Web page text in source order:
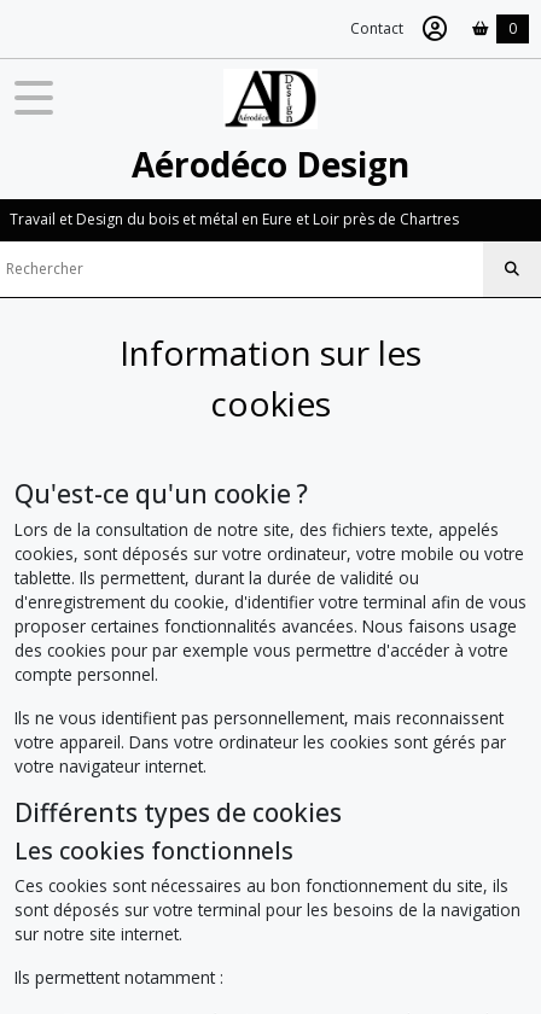
Contact 0
Aérodéco Design
Travail et Design du bois et métal en Eure et Loir près de Chartres
Information sur les
cookies
Qu'est-ce qu'un cookie ?
Lors de la consultation de notre site, des fichiers texte, appelés
cookies, sont déposés sur votre ordinateur, votre mobile ou votre
tablette. Ils permettent, durant la durée de validité ou
d'enregistrement du cookie, d'identifier votre terminal afin de vous
proposer certaines fonctionnalités avancées. Nous faisons usage
des cookies pour par exemple vous permettre d'accéder à votre
compte personnel.
Ils ne vous identifient pas personnellement, mais reconnaissent
votre appareil. Dans votre ordinateur les cookies sont gérés par
votre navigateur internet.
Différents types de cookies
Les cookies fonctionnels
Ces cookies sont nécessaires au bon fonctionnement du site, ils
sont déposés sur votre terminal pour les besoins de la navigation
sur notre site internet.
Ils permettent notamment :